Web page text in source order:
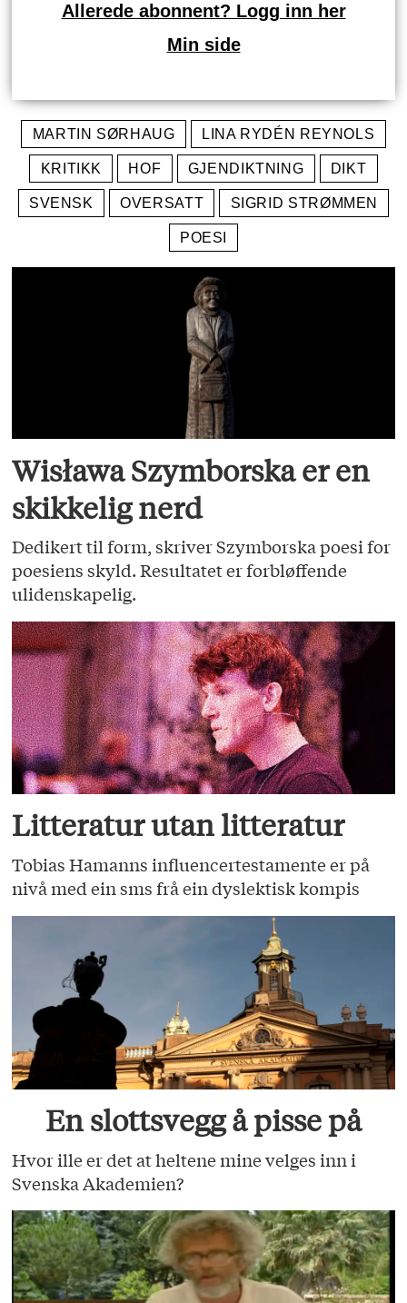
Allerede abonnent? Logg inn her
Min side
MARTIN SØRHAUG LINA RYDÉN REYNOLS
KRITIKK HOF GJENDIKTNING DIKT
SVENSK OVERSATT SIGRID STRØMMEN
POESI
Wisława Szymborska er en
skikkelig nerd
Dedikert til form, skriver Szymborska poesi for
poesiens skyld. Resultatet er forbløffende
ulidenskapelig.
Litteratur utan litteratur
Tobias Hamanns influencertestamente er på
nivå med ein sms frå ein dyslektisk kompis
En slottsvegg å pisse på
Hvor ille er det at heltene mine velges inn i
Svenska Akademien?